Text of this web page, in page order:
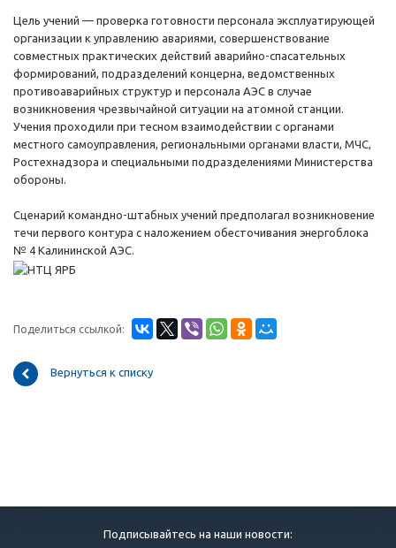
Цель учений — проверка готовности персонала эксплуатирующей
организации к управлению авариями, совершенствование
совместных практических действий аварийно-спасательных
формирований, подразделений концерна, ведомственных
противоаварийных структур и персонала АЭС в случае
возникновения чрезвычайной ситуации на атомной станции.
Учения проходили при тесном взаимодействии с органами
местного самоуправления, региональными органами власти, МЧС,
Ростехнадзора и специальными подразделениями Министерства
обороны.
Сценарий командно-штабных учений предполагал возникновение
течи первого контура с наложением обесточивания энергоблока
№ 4 Калининской АЭС.
Поделиться ссылкой:
Вернуться к списку
Подписывайтесь на наши новости: